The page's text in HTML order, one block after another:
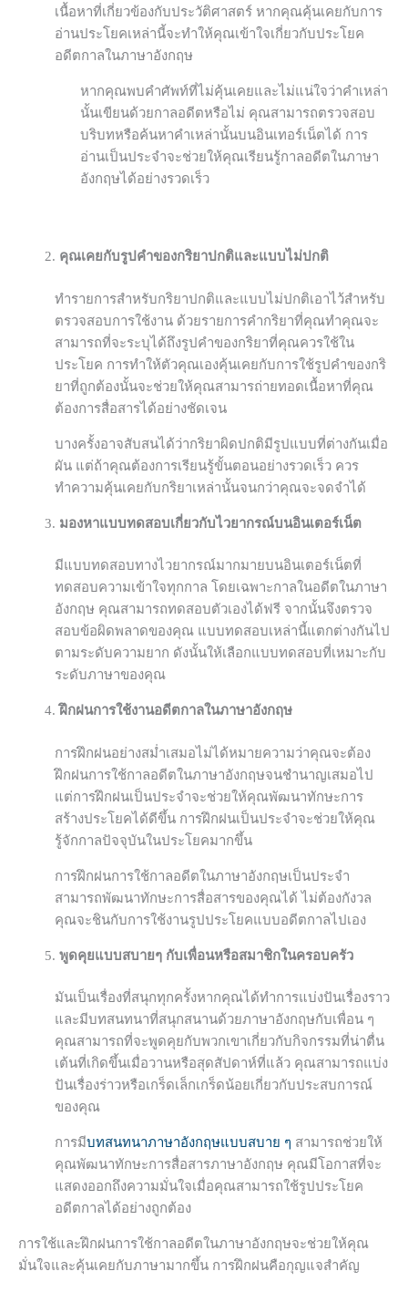
เนื้อหาที่เกี่ยวข้องกับประวัติศาสตร์ หากคุณคุ้นเคยกับการ
อ่านประโยคเหล่านี้จะทำให้คุณเข้าใจเกี่ยวกับประโยค
อดีตกาลในภาษาอังกฤษ
หากคุณพบคำศัพท์ที่ไม่คุ้นเคยและไม่แน่ใจว่าคำเหล่า
นั้นเขียนด้วยกาลอดีตหรือไม่ คุณสามารถตรวจสอบ
บริบทหรือค้นหาคำเหล่านั้นบนอินเทอร์เน็ตได้ การ
อ่านเป็นประจำจะช่วยให้คุณเรียนรู้กาลอดีตในภาษา
อังกฤษได้อย่างรวดเร็ว
คุณเคยกับรูปคำของกริยาปกติและแบบไม่ปกติ
ทำรายการสำหรับกริยาปกติและแบบไม่ปกติเอาไว้สำหรับ
ตรวจสอบการใช้งาน ด้วยรายการคำกริยาที่คุณทำคุณจะ
สามารถที่จะระบุได้ถึงรูปคำของกริยาที่คุณควรใช้ใน
ประโยค การทำให้ตัวคุณเองคุ้นเคยกับการใช้รูปคำของกริ
ยาที่ถูกต้องนั้นจะช่วยให้คุณสามารถ่ายทอดเนื้อหาที่คุณ
ต้องการสื่อสารได้อย่างชัดเจน
บางครั้งอาจสับสนได้ว่ากริยาผิดปกติมีรูปแบบที่ต่างกันเมื่อ
ผัน แต่ถ้าคุณต้องการเรียนรู้ขั้นตอนอย่างรวดเร็ว ควร
ทำความคุ้นเคยกับกริยาเหล่านั้นจนกว่าคุณจะจดจำได้
มองหาแบบทดสอบเกี่ยวกับไวยากรณ์บนอินเตอร์เน็ต
มีแบบทดสอบทางไวยากรณ์มากมายบนอินเตอร์เน็ตที่
ทดสอบความเข้าใจทุกกาล โดยเฉพาะกาลในอดีตในภาษา
อังกฤษ คุณสามารถทดสอบตัวเองได้ฟรี จากนั้นจึงตรวจ
สอบข้อผิดพลาดของคุณ แบบทดสอบเหล่านี้แตกต่างกันไป
ตามระดับความยาก ดังนั้นให้เลือกแบบทดสอบที่เหมาะกับ
ระดับภาษาของคุณ
ฝึกฝนการใช้งานอดีตกาลในภาษาอังกฤษ
การฝึกฝนอย่างสม่ำเสมอไม่ได้หมายความว่าคุณจะต้อง
ฝึกฝนการใช้กาลอดีตในภาษาอังกฤษจนชำนาญเสมอไป
แต่การฝึกฝนเป็นประจำจะช่วยให้คุณพัฒนาทักษะการ
สร้างประโยคได้ดีขึ้น การฝึกฝนเป็นประจำจะช่วยให้คุณ
รู้จักกาลปัจจุบันในประโยคมากขึ้น
การฝึกฝนการใช้กาลอดีตในภาษาอังกฤษเป็นประจำ
สามารถพัฒนาทักษะการสื่อสารของคุณได้ ไม่ต้องกังวล
คุณจะชินกับการใช้งานรูปประโยคแบบอดีตกาลไปเอง
พูดคุยแบบสบายๆ กับเพื่อนหรือสมาชิกในครอบครัว
มันเป็นเรื่องที่สนุกทุกครั้งหากคุณได้ทำการแบ่งปันเรื่องราว
และมีบทสนทนาที่สนุกสนานด้วยภาษาอังกฤษกับเพื่อน ๆ
คุณสามารถที่จะพูดคุยกับพวกเขาเกี่ยวกับกิจกรรมที่น่าตื่น
เต้นที่เกิดขึ้นเมื่อวานหรือสุดสัปดาห์ที่แล้ว คุณสามารถแบ่ง
ปันเรื่องร่าวหรือเกร็ดเล็กเกร็ดน้อยเกี่ยวกับประสบการณ์
ของคุณ
การมีบทสนทนาภาษาอังกฤษแบบสบาย ๆ สามารถช่วยให้
คุณพัฒนาทักษะการสื่อสารภาษาอังกฤษ คุณมีโอกาสที่จะ
แสดงออกถึงความมั่นใจเมื่อคุณสามารถใช้รูปประโยค
อดีตกาลได้อย่างถูกต้อง
การใช้และฝึกฝนการใช้กาลอดีตในภาษาอังกฤษจะช่วยให้คุณ
มั่นใจและคุ้นเคยกับภาษามากขึ้น การฝึกฝนคือกุญแจสำคัญ